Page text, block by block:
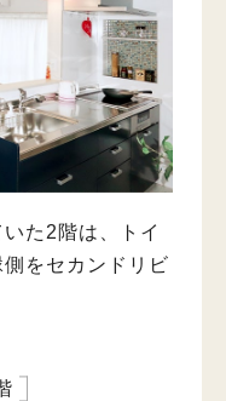
た2階は、トイ
をセカンドリビ